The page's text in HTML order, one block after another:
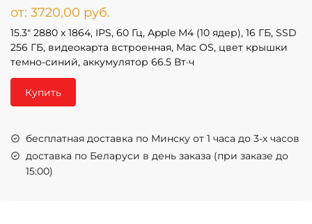
от: 3720,00 руб.
15.3″ 2880 x 1864, IPS, 60 Гц, Apple M4 (10 ядер), 16 ГБ, SSD
256 ГБ, видеокарта встроенная, Mac OS, цвет крышки
темно-синий, аккумулятор 66.5 Вт·ч
Купить
бесплатная доставка по Минску от 1 часа до 3-х часов
доставка по Беларуси в день заказа (при заказе до
15:00)